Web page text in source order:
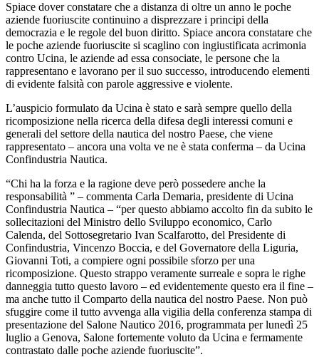
Spiace dover constatare che a distanza di oltre un anno le poche
aziende fuoriuscite continuino a disprezzare i principi della
democrazia e le regole del buon diritto. Spiace ancora constatare che
le poche aziende fuoriuscite si scaglino con ingiustificata acrimonia
contro Ucina, le aziende ad essa consociate, le persone che la
rappresentano e lavorano per il suo successo, introducendo elementi
di evidente falsità con parole aggressive e violente.
L’auspicio formulato da Ucina è stato e sarà sempre quello della
ricomposizione nella ricerca della difesa degli interessi comuni e
generali del settore della nautica del nostro Paese, che viene
rappresentato – ancora una volta ve ne è stata conferma – da Ucina
Confindustria Nautica.
“Chi ha la forza e la ragione deve però possedere anche la
responsabilità ” – commenta Carla Demaria, presidente di Ucina
Confindustria Nautica – “per questo abbiamo accolto fin da subito le
sollecitazioni del Ministro dello Sviluppo economico, Carlo
Calenda, del Sottosegretario Ivan Scalfarotto, del Presidente di
Confindustria, Vincenzo Boccia, e del Governatore della Liguria,
Giovanni Toti, a compiere ogni possibile sforzo per una
ricomposizione. Questo strappo veramente surreale e sopra le righe
danneggia tutto questo lavoro – ed evidentemente questo era il fine –
ma anche tutto il Comparto della nautica del nostro Paese. Non può
sfuggire come il tutto avvenga alla vigilia della conferenza stampa di
presentazione del Salone Nautico 2016, programmata per lunedì 25
luglio a Genova, Salone fortemente voluto da Ucina e fermamente
contrastato dalle poche aziende fuoriuscite”.